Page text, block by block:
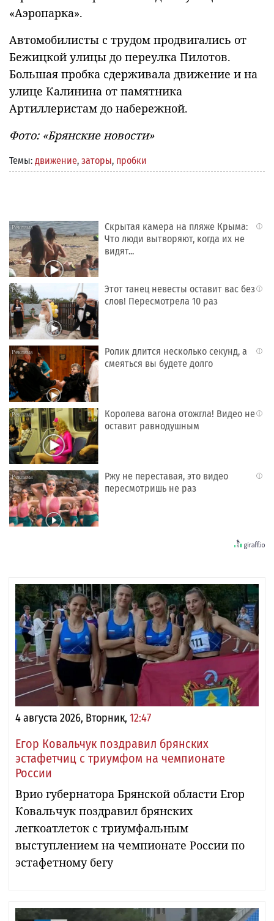
«Аэропарка».
Автомобилисты с трудом продвигались от
Бежицкой улицы до переулка Пилотов.
Большая пробка сдерживала движение и на
улице Калинина от памятника
Артиллеристам до набережной.
Фото: «Брянские новости»
Темы: движение, заторы, пробки
i
Скрытая камера на пляже Крыма:
Что люди вытворяют, когда их не
видят...
i
Этот танец невесты оставит вас без
слов! Пересмотрела 10 раз
i
Ролик длится несколько секунд, а
смеяться вы будете долго
i
Королева вагона отожгла! Видео не
оставит равнодушным
i
Ржу не переставая, это видео
пересмотришь не раз
4 августа 2026, Вторник, 12:47
Егор Ковальчук поздравил брянских
эстафетчиц с триумфом на чемпионате
России
Врио губернатора Брянской области Егор
Ковальчук поздравил брянских
легкоатлеток с триумфальным
выступлением на чемпионате России по
эстафетному бегу